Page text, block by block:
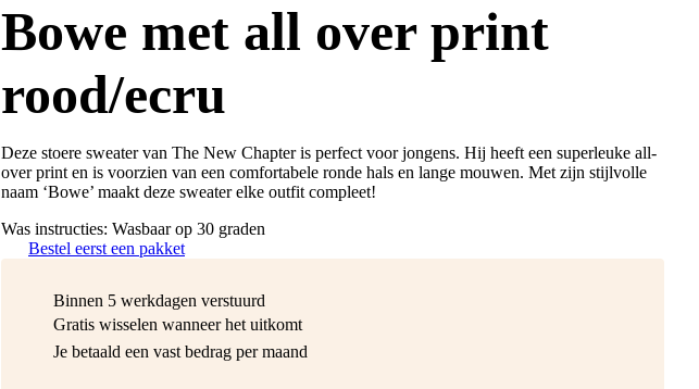
Bowe met all over print
rood/ecru
Deze stoere sweater van The New Chapter is perfect voor jongens. Hij heeft een superleuke all-
over print en is voorzien van een comfortabele ronde hals en lange mouwen. Met zijn stijlvolle
naam ‘Bowe’ maakt deze sweater elke outfit compleet!
Was instructies: Wasbaar op 30 graden
Bestel eerst een pakket
Binnen 5 werkdagen verstuurd
Gratis wisselen wanneer het uitkomt
Je betaald een vast bedrag per maand